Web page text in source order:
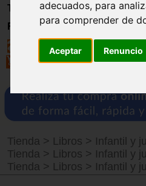
adecuados, para
para comprender de
Aceptar Renuncio
Trabajo
Registro
Tienda > Libros > Infantil y
Tienda > Libros > Infantil y
Tienda > Libros > Infantil y